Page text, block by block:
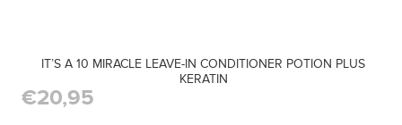
IT’S A 10 MIRACLE LEAVE-IN CONDITIONER POTION PLUS
KERATIN
€20,95